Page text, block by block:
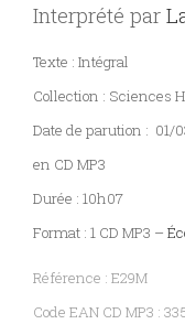
PARAÎTRE
Interprété par
Texte : Intégral
Collection : Sciences
Date de parution : 01/
en CD MP3
Durée : 10h07
Format : 1 CD MP3 –
Référence : E29M
Code EAN CD MP3 :